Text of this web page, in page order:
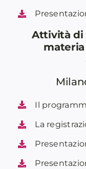
Attività di
Il
La